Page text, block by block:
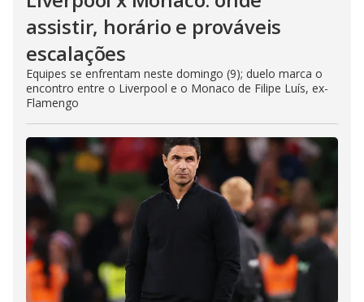
assistir, horário e prováveis
escalações
Equipes se enfrentam neste domingo (9); duelo marca o
encontro entre o Liverpool e o Monaco de Filipe Luís, ex-
Flamengo